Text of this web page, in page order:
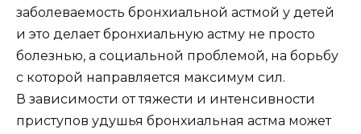
заболеваемость бронхиальной астмой у детей
и это делает бронхиальную астму не просто
болезнью, а социальной проблемой, на борьбу
с которой направляется максимум сил.
В зависимости от тяжести и интенсивности
приступов удушья бронхиальная астма может